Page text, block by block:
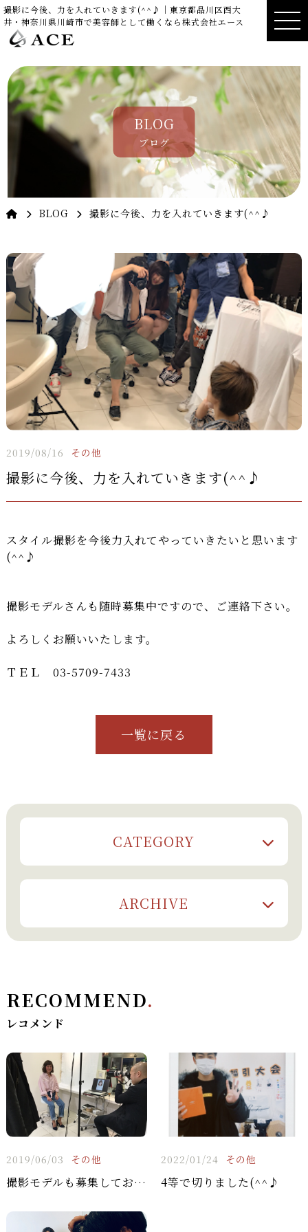
撮影に今後、力を入れていきます(^^♪｜東京都品川区西大
井・神奈川県川崎市で美容師として働くなら株式会社エース
BLOG
ブログ
BLOG 撮影に今後、力を入れていきます(^^♪
2019/08/16 その他
撮影に今後、力を入れていきます(^^♪
スタイル撮影を今後力入れてやっていきたいと思います
(^^♪
撮影モデルさんも随時募集中ですので、ご連絡下さい。
よろしくお願いいたします。
ＴＥＬ 03-5709-7433
一覧に戻る
CATEGORY
ARCHIVE
RECOMMEND.
レコメンド
2019/06/03 その他
撮影モデルも募集しております(^^♪
2022/01/24 その他
4等で切りました(^^♪